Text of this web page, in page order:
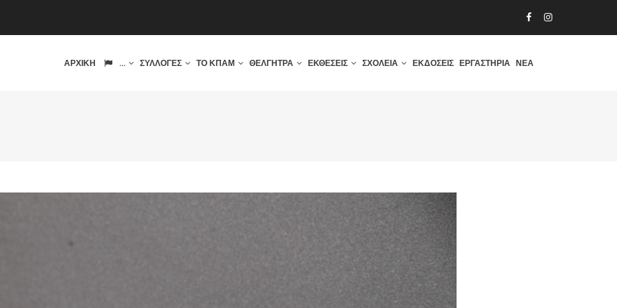
ΑΡΧΙΚΉ ... ΣΥΛΛΟΓΈΣ ΤΟ ΚΠΑΜ ΘΈΛΓΗΤΡΑ ΕΚΘΈΣΕΙΣ ΣΧΟΛΕΊΑ ΕΚΔΌΣΕΙΣ ΕΡΓΑΣΤΉΡΙΑ ΝΈΑ